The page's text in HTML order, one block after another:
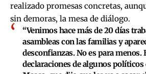
realizado promesas concretas,
sin demoras, la mesa de diálogo.
“Venimos hace más de 20 días
asambleas con las familias y
desconfianzas. No es para menos.
declaraciones de algunos políticos